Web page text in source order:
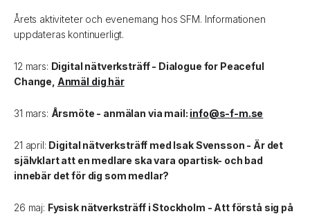
Årets aktiviteter och evenemang hos SFM. Informationen
uppdateras kontinuerligt.
12 mars: Digital nätverksträff - Dialogue for Peaceful
Change, Anmäl dig här
31 mars: Årsmöte - anmälan via mail: info@s-f-m.se
21 april: Digital nätverksträff med Isak Svensson - Är det
självklart att en medlare ska vara opartisk- och bad
innebär det för dig som medlar?
26 maj: Fysisk nätverksträff i Stockholm - Att förstå sig på